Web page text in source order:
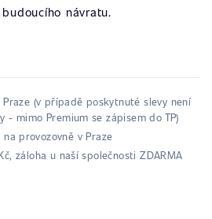
návratu.
(v případě poskytnuté slevy není
- mimo Premium se zápisem do TP)
na provozovně v Praze
záloha u naší společnosti ZDARMA